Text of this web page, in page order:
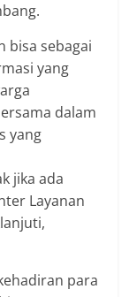
bisa sebagai
yang
dalam
yang
jika ada
Layanan
para